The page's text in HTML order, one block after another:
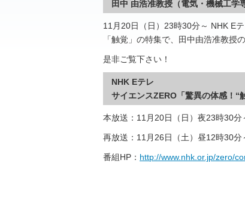
田中 由浩准教授（電気・機械工学
11 月 20日（日） 23時30分～ NHK E
「触覚」の特集で、田中由浩准教授
是非ご覧下さい！
NHK Eテレ
サイエンスZERO 「驚異の体感！ “
本放送： 11 月 20日（日）夜23時30分
再放送： 11 月 26日（土）昼12時30分
番組HP ： http://www.nhk.or.jp/zero/